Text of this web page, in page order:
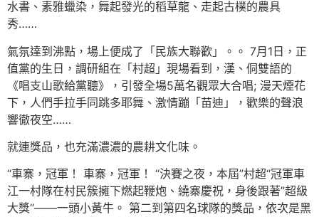
水書、素雅蠟染，舞起發光的稻草龍、走起古樸的農具
秀……
氣氛達到沸點，場上便成了「民族大聯歡」。。 7月1日，正
值黨的生日，調研組在「村超」現場看到，漢、侗雙語的
《唱支山歌給黨聽》，引發全場5萬名觀眾大合唱; 漫天煙花
下，人們手拉手同跳多耶舞、激情蹦「苗迪」，歡樂的聲浪
響徹夜空……
就連獎品，也充滿濃濃的農耕文化味。
“車寨，冠軍！ 車寨，冠軍！ “決賽之夜，本屆”村超“冠軍車
江一村隊在村民簇擁下燃起鞭炮、繞寨慶祝，身後跟著”超級
大獎“——一頭小黃牛。 第二到第四名球隊的獎品，依次是黑